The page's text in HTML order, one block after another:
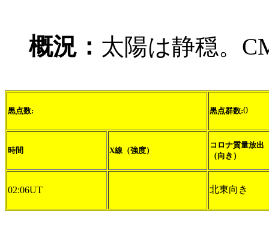
概況： 太陽は静穏。
黒点数: 黒点群数:0
時間 X線（強度）
コロナ質量放出
（向き）
02:06UT 北東向き